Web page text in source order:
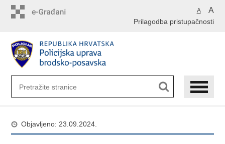
A A
Prilagodba pristupačnosti
Objavljeno: 23.09.2024.